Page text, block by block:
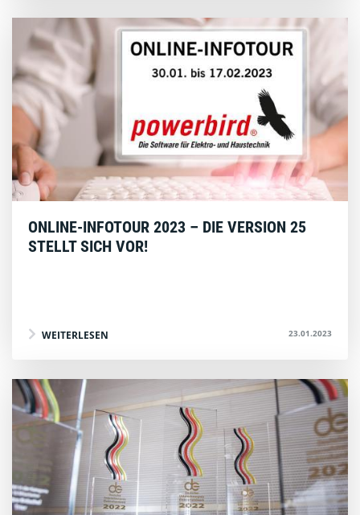
ONLINE-INFOTOUR 2023 – DIE VERSION 25
STELLT SICH VOR!
WEITERLESEN 23.01.2023